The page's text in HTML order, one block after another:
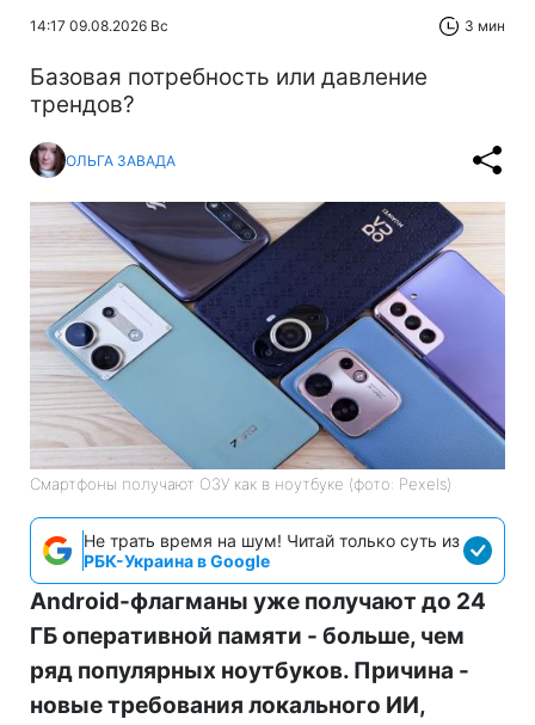
14:17 09.08.2026 Вс 3 мин
Базовая потребность или давление
трендов?
ОЛЬГА ЗАВАДА
Смартфоны получают ОЗУ как в ноутбуке (фото: Pexels)
Не трать время на шум! Читай только суть из
РБК-Украина в Google
Android-флагманы уже получают до 24
ГБ оперативной памяти - больше, чем
ряд популярных ноутбуков. Причина -
новые требования локального ИИ,